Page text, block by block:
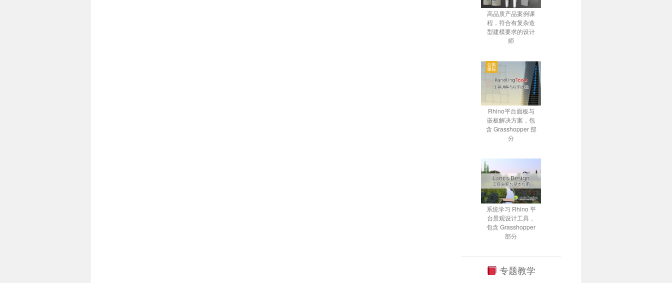
高品质产品案例课
程，符合有复杂造
型建模要求的设计
师
Rhino平台面板与
嵌板解决方案，包
含 Grasshopper 部
分
系统学习 Rhino 平
台景观设计工具，
包含 Grasshopper
部分
专题教学